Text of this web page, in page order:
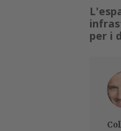
per i